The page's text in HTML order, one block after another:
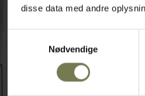
disse data med andre
Nødvendige